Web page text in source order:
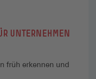
UNTERNEHMEN
früh erkennen und